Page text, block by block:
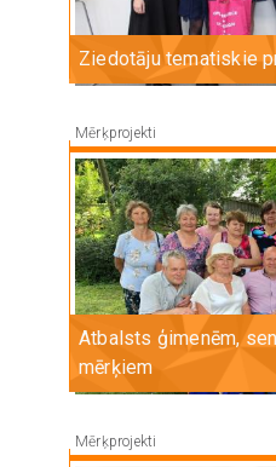
Ziedotāju tematiskie
Image
Atbalsts ģimenēm,
mērķiem
Mērķprojekti
Mērķprojekti